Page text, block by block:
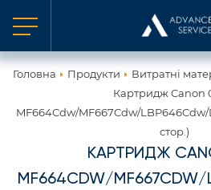
Головна Продукти
Витратні
Картридж Canon
MF664Cdw/MF667Cdw/
стор.)
КАРТРИДЖ
MF664CDW/MF667CDW/